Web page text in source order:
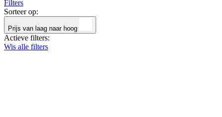
Filters
Sorteer op:
Prijs van laag naar hoog
Actieve filters:
Wis alle filters